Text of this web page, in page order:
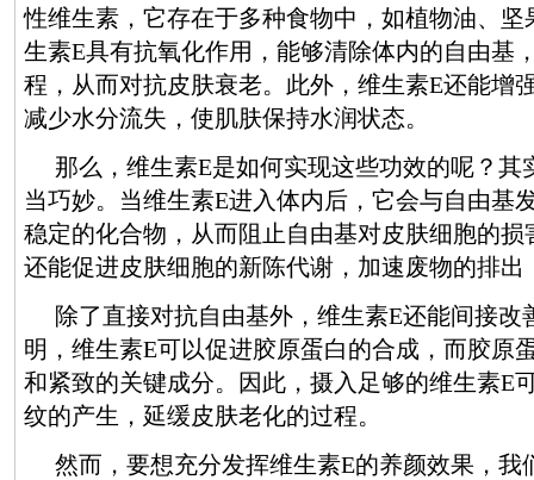
性维生素，它存在于多种食物中，如植物油、坚
生素E具有抗氧化作用，能够清除体内的自由基
程，从而对抗皮肤衰老。此外，维生素E还能增
减少水分流失，使肌肤保持水润状态。
那么，维生素E是如何实现这些功效的呢？其
当巧妙。当维生素E进入体内后，它会与自由基
稳定的化合物，从而阻止自由基对皮肤细胞的损
还能促进皮肤细胞的新陈代谢，加速废物的排出
除了直接对抗自由基外，维生素E还能间接改
明，维生素E可以促进胶原蛋白的合成，而胶原
和紧致的关键成分。因此，摄入足够的维生素E
纹的产生，延缓皮肤老化的过程。
然而，要想充分发挥维生素E的养颜效果，我